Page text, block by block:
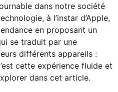
dans notre société
à l’instar d’Apple,
en proposant un
se traduit par une
différents appareils :
cette expérience fluide et
dans cet article.